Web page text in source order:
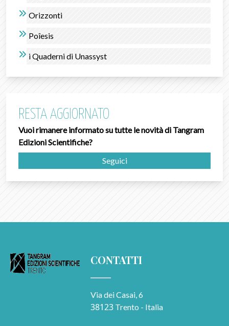
Orizzonti
Poîesis
i Quaderni di Unassyst
RESTA AGGIORNATO
Vuoi rimanere informato su tutte le novità di Tangram
Edizioni Scientifiche?
Seguici
CONTATTI
Via dei Casai, 6
38123 Trento - Italia